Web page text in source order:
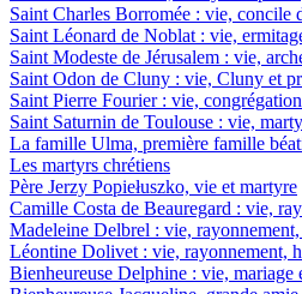
Saint Charles Borromée : vie, concile
Saint Léonard de Noblat : vie,
Saint Modeste de Jérusalem : vie,
Saint Odon de Cluny : vie, Cluny et
Saint Pierre Fourier : vie,
Saint Saturnin de Toulouse : vie,
La famille Ulma, première famille
Les martyrs chrétiens
Père Jerzy Popiełuszko, vie et martyre
Camille Costa de Beauregard : vie,
Madeleine Delbrel : vie,
Léontine Dolivet : vie, rayonnement,
Bienheureuse Delphine : vie, mariage